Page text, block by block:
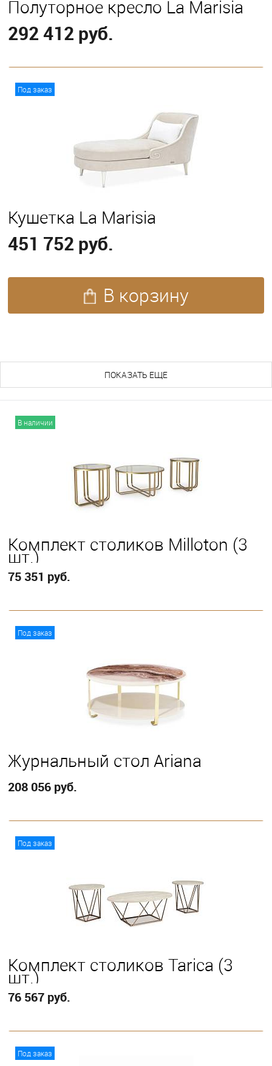
Полуторное кресло La Marisia
292 412 руб.
Под заказ
Кушетка La Marisia
451 752 руб.
В корзину
ПОКАЗАТЬ ЕЩЕ
В наличии
Комплект столиков Milloton (3
шт.)
75 351 руб.
Под заказ
Журнальный стол Ariana
208 056 руб.
Под заказ
Комплект столиков Tarica (3
шт.)
76 567 руб.
Под заказ